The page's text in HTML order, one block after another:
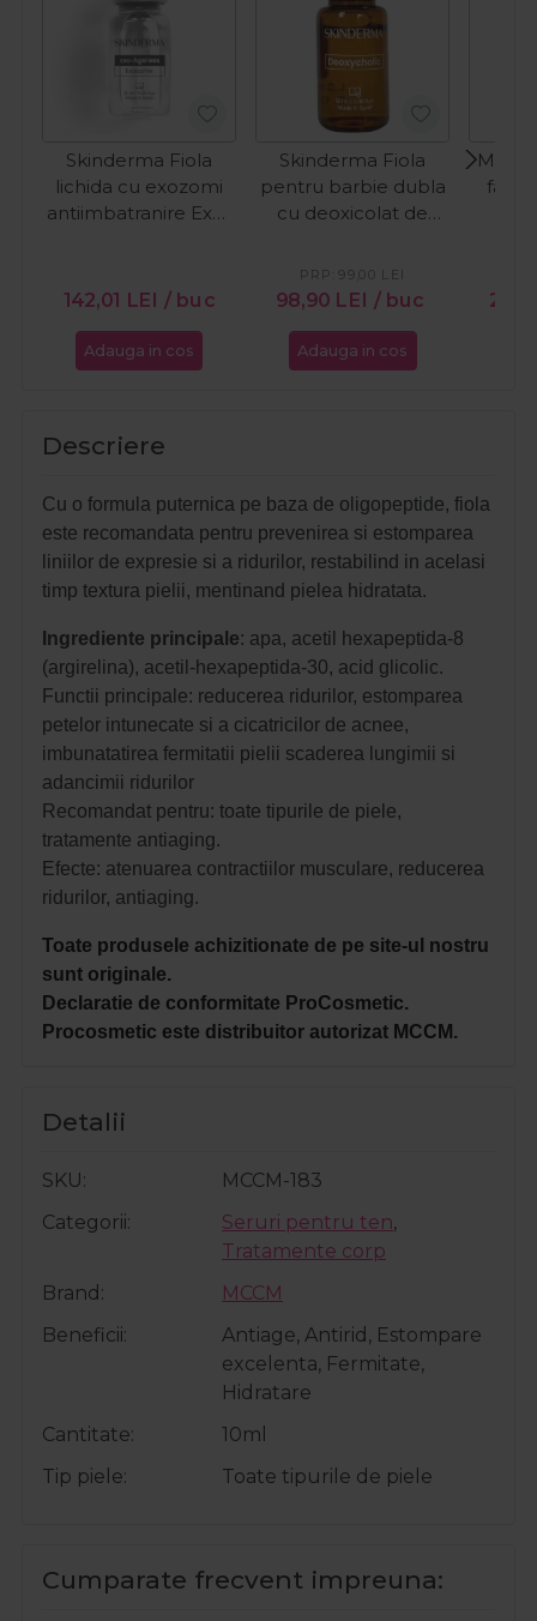
Skinderma Fiola
lichida cu exozomi
antiimbatranire Exo-
142,01 LEI / buc
Adauga in cos
Skinderma Fiola
pentru barbie dubla
cu deoxicolat de
Deoxycholic 10ml
98,90 LEI / buc
PRP:99,00 LEI
Adauga in cos
fata
Descriere
Cu o formula puternica pe baza de oligopeptide, fiola
este recomandata pentru prevenirea si estomparea
liniilor de expresie si a ridurilor, restabilind in acelasi
timp textura pielii, mentinand pielea hidratata.
Ingrediente principale: apa, acetil hexapeptida-8
(argirelina), acetil-hexapeptida-30, acid glicolic.
Functii principale: reducerea ridurilor, estomparea
petelor intunecate si a cicatricilor de acnee,
imbunatatirea fermitatii pielii scaderea lungimii si
adancimii ridurilor
Recomandat pentru: toate tipurile de piele,
tratamente antiaging.
Efecte: atenuarea contractiilor musculare, reducerea
ridurilor, antiaging.
Toate produsele achizitionate de pe site-ul nostru
sunt originale.
Declaratie de conformitate ProCosmetic.
Procosmetic este distribuitor autorizat MCCM.
Detalii
SKU
MCCM-183
Categorii
Seruri pentru ten,
Tratamente corp
Brand
MCCM
Beneficii
Antiage, Antirid, Estompare
excelenta, Fermitate,
Hidratare
Cantitate
10ml
Tip piele
Toate tipurile de piele
Cumparate frecvent impreuna: